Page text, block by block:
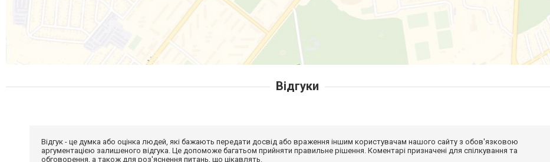
Відгуки
Відгук - це думка або оцінка людей, які бажають передати досвід або враження іншим користувачам нашого сайту з обов'язковою
аргументацією залишеного відгука. Це допоможе багатьом прийняти правильне рішення. Коментарі призначені для спілкування та
обговорення, а також для роз'яснення питань, що цікавлять.